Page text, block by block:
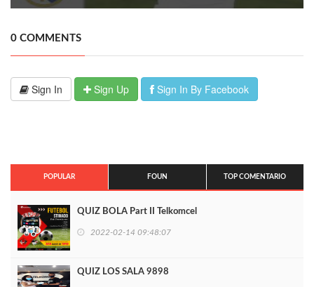
0 COMMENTS
Sign In Sign Up Sign In By Facebook
POPULAR FOUN TOP COMENTARIO
QUIZ BOLA Part II Telkomcel
2022-02-14 09:48:07
QUIZ LOS SALA 9898